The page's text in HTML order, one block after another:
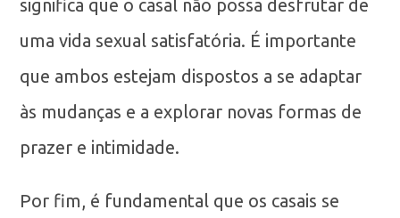
significa que o casal não possa desfrutar de
uma vida sexual satisfatória. É importante
que ambos estejam dispostos a se adaptar
às mudanças e a explorar novas formas de
prazer e intimidade.
Por fim, é fundamental que os casais se